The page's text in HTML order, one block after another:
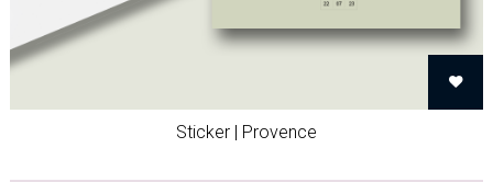
Sticker | Provence